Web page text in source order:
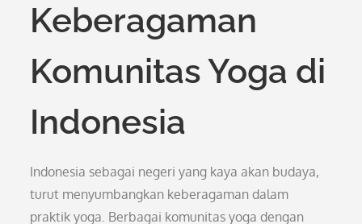
Keberagaman
Komunitas Yoga di
Indonesia
Indonesia sebagai negeri yang kaya akan budaya,
turut menyumbangkan keberagaman dalam
praktik yoga. Berbagai komunitas yoga dengan